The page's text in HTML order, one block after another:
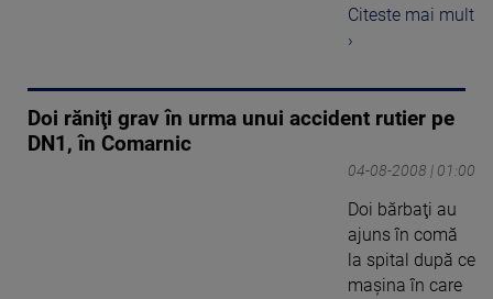
Citeste mai mult
›
Doi răniţi grav în urma unui accident rutier pe
DN1, în Comarnic
04-08-2008 | 01:00
Doi bărbaţi au
ajuns în comă
la spital după ce
maşina în care